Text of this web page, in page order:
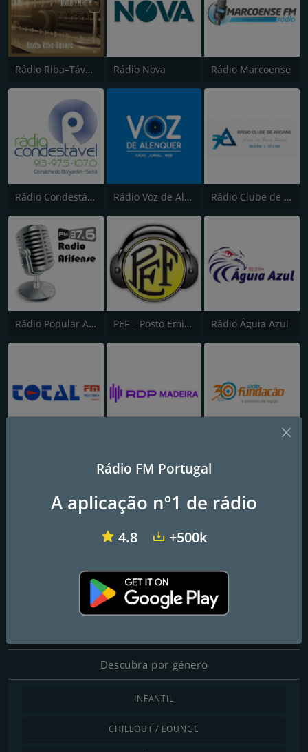
Rádio Riba–Távora Rádio Nova Rádio Marcoense
Rádio Condestável Rádio Voz de Alenquer Rádio Clube de Arganil
Rádio Popular Afifense PEF – Posto Emissor do Funchal (Canal 2) Rádio Águia Azul
Rádio Afurada
Frequências FM
Contactos
Descubra por género
INFANTIL
CHILLOUT / LOUNGE
Rádio FM Portugal
A aplicação nº1 de rádio
4.8 +500k